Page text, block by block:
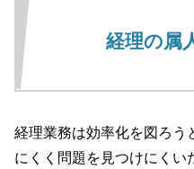
経理の属
経理業務は効率化を図ろう
にくく問題を見つけにくい